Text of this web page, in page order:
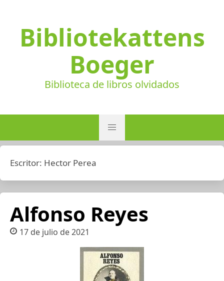
Bibliotekattens
Boeger
Biblioteca de libros olvidados
Escritor: Hector Perea
Alfonso Reyes
17 de julio de 2021